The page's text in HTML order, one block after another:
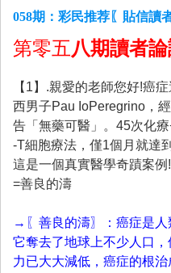
058期：彩民推荐〖貼信讀
第零五八期讀者
【1】.親愛的老師您好!癌
西男子Pau IoPeregrino，
告「無藥可醫」。45次化
-T細胞療法，僅1個月就達
這是一個真實醫學奇蹟案
=善良的濤
→〖善良的濤〗：癌症是人
它奪去了地球上不少人口
力已大大減低，癌症的根